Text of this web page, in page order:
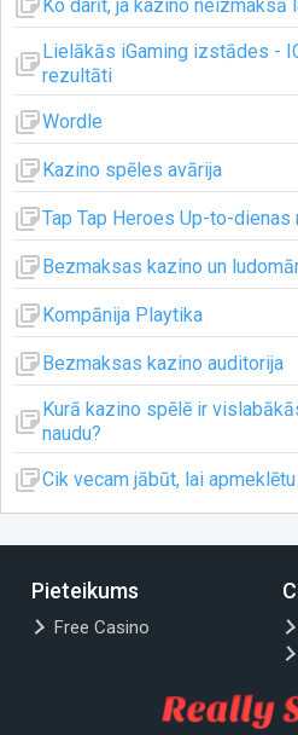
Ko darīt, ja kazino neizmaksā
Lielākās iGaming izstādes -
rezultāti
Wordle
Kazino spēles avārija
Tap Tap Heroes Up-to-
Bezmaksas kazino un
Kompānija Playtika
Bezmaksas kazino auditorija
Kurā kazino spēlē ir
naudu?
Cik vecam jābūt, lai
Pieteikums
Free Casino